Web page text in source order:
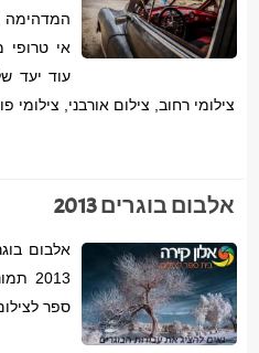
המדהימה
אי
עוד יעד
צילומי רחוב, צילום אורבני, צילומי
אלבום בוגרים 2013
אלבום
ספר